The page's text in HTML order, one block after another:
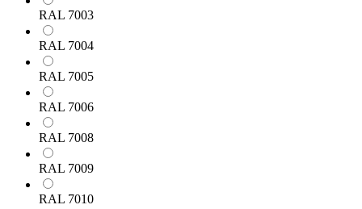
RAL 7003
RAL 7004
RAL 7005
RAL 7006
RAL 7008
RAL 7009
RAL 7010